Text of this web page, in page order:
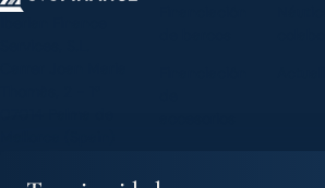
info@sysfinance.es